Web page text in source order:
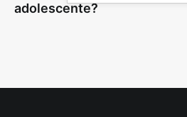
adolescente?